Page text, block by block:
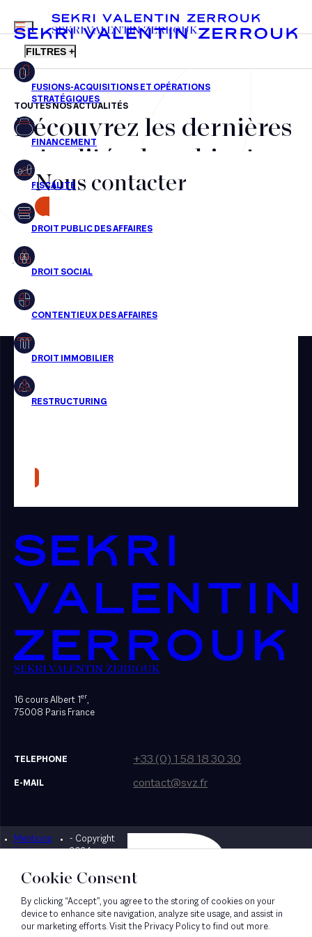
FR EN
MENU
SEKRI VALENTIN ZERROUK
FILTRES +
Fusions-acquisitions et opérations stratégiques
Financement
Fiscalité
Droit public des affaires
Droit social
Droit immobilier
Restructuring
Presse
TOUTES NOS ACTUALITÉS
Découvrez les dernières
actualités du cabinet,
nos récompenses et nos
transactions, jour après
jour
Aucun résultats pour cette recherche
Nous contacter
SEKRI VALENTIN ZERROUK
16 cours Albert 1er,
75008 Paris France
TELEPHONE +33 (0) 1 58 18 30 30
E-MAIL contact@svz.fr
Mentions
légales
- Copyright
2024
Designed by Bonhomme
Cookie Consent
By clicking “Accept”, you agree to the storing of cookies on your
device to enhance site navigation, analyze site usage, and assist in
our marketing efforts. Visit the Privacy Policy to find out more.